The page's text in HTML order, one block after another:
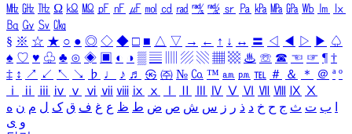
㎒ ㎓ ㎔ Ω ㏀ ㏁ ㎊ ㎋ ㎌ ㏖ ㏅ ㎭ ㎮ ㎯ ㏛ ㎩ ㎪ ㎫ ㎬ ㏝ ㏐
㏓
㏃ ㏉ ㏜ ㏆
§ ※ ☆ ★ ○ ● ◎ ◇ ◆ □ ■ △ ▽ → ← ↑ ↓ ↔ 〓 ◁ ◀ ▷ ▶ ♤
♠ ♡ ♥ ♧ ♣ ⊙ ◈ ▣ ◐ ◑ ▒ ▤ ▨ ▧ ▦ ▩ ♨ ☏ ☎ ☜ ☞ ¶ †
‡ ↕ ↗ ↙ ↖ ↘ ♭ ♩ ♪ ♬ ㉿ ㈜ № ㏇ ™ ㏂ ㏘ ℡ ＃ ＆ ＊ ＠ ª º
ⅰ
ⅱ ⅲ ⅳ ⅴ ⅵ ⅶ ⅷ ⅸ ⅹ Ⅳ Ⅴ Ⅵ Ⅶ Ⅷ Ⅸ Ⅹ
ب ت ث ج ح خ د ذ ر ز س ش ص ض ط ظ ع غ ف ق ک ل م ن ه
و ی